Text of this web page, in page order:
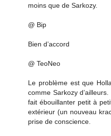
moins que de Sarkozy.
@ Bip
Bien d’accord
@ TeoNeo
Le problème est que
comme Sarkozy
fait ébouillanter petit à
extérieur (un nouveau
prise de conscience.